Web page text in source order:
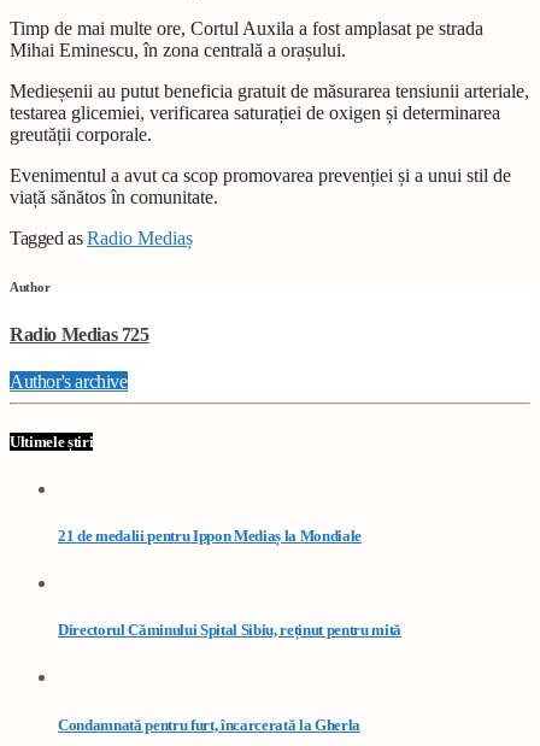
Timp de mai multe ore, Cortul Auxila a fost amplasat pe strada
Mihai Eminescu, în zona centrală a orașului.
Medieșenii au putut beneficia gratuit de măsurarea tensiunii arteriale,
testarea glicemiei, verificarea saturației de oxigen și determinarea
greutății corporale.
Evenimentul a avut ca scop promovarea prevenției și a unui stil de
viață sănătos în comunitate.
Tagged asRadio Mediaș
Author
Radio Medias 725
Author's archive
Ultimele știri
21 de medalii pentru Ippon Mediaș la Mondiale
Directorul Căminului Spital Sibiu, reținut pentru mită
Condamnată pentru furt, încarcerată la Gherla